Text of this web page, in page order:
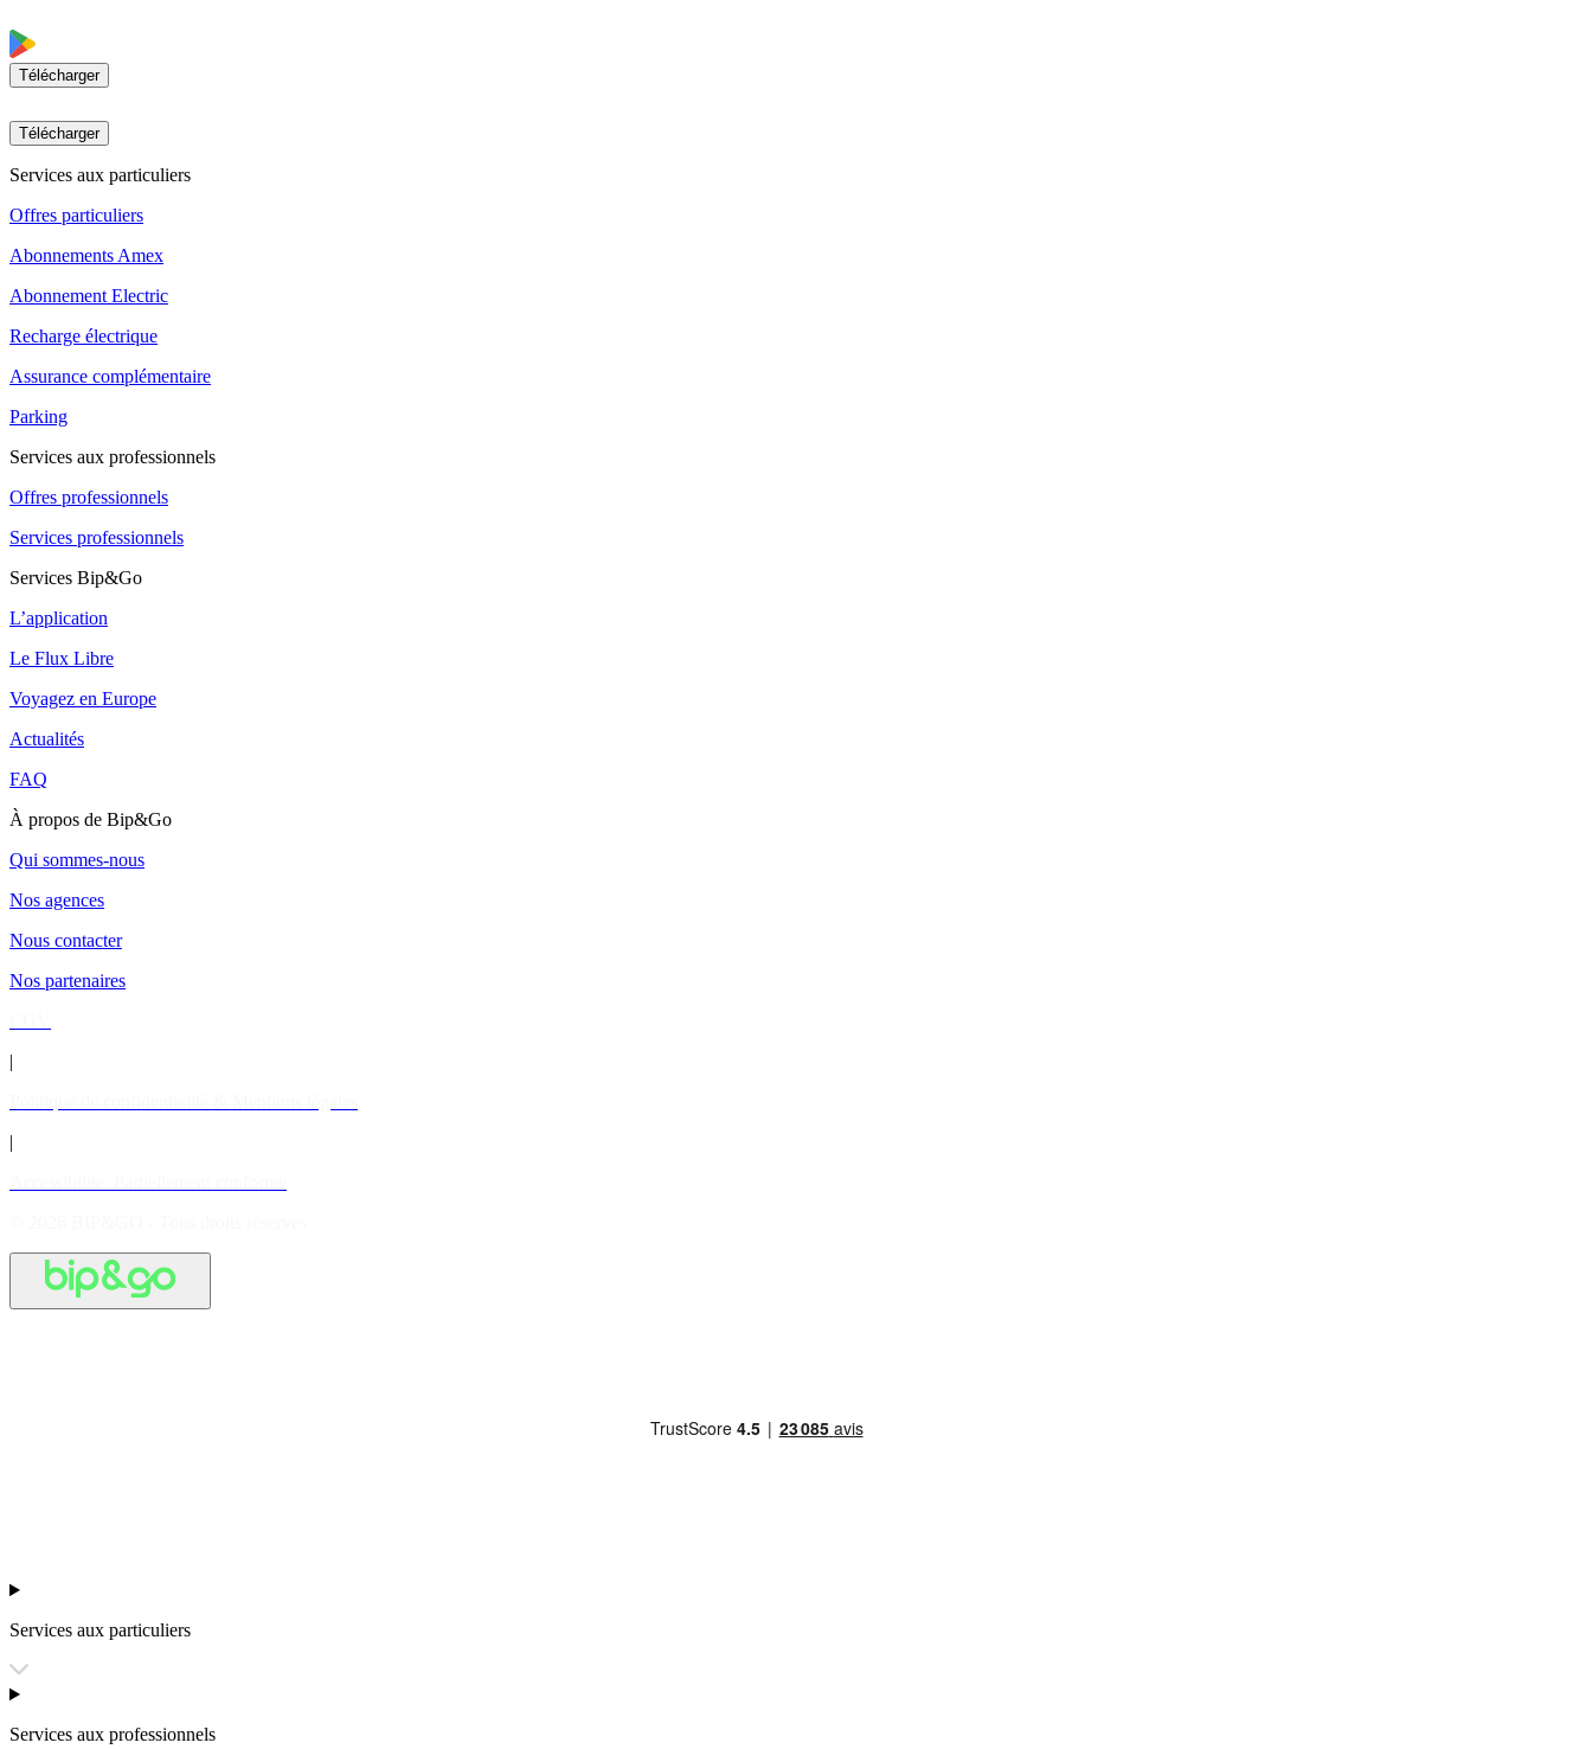
Télécharger
Télécharger
Services aux particuliers
Offres particuliers
Abonnements Amex
Abonnement Electric
Recharge électrique
Assurance complémentaire
Parking
Services aux professionnels
Offres professionnels
Services professionnels
Services Bip&Go
L’application
Le Flux Libre
Voyagez en Europe
Actualités
FAQ
À propos de Bip&Go
Qui sommes-nous
Nos agences
Nous contacter
Nos partenaires
|
|
Services aux particuliers
Services aux professionnels